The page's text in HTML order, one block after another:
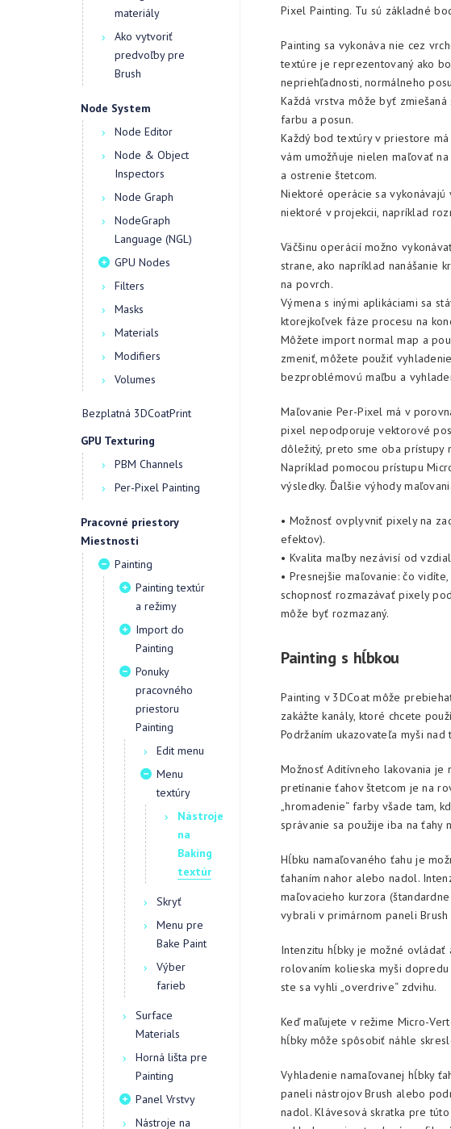
materiály
Ako vytvoriť
predvoľby pre
Brush
Node System
Node Editor
Node & Object
Inspectors
Node Graph
NodeGraph
Language (NGL)
GPU Nodes
Filters
Masks
Materials
Modifiers
Volumes
Bezplatná 3DCoatPrint
GPU Texturing
PBM Channels
Per-Pixel Painting
Pracovné priestory
Miestnosti
Painting
Painting textúr
a režimy
Import do
Painting
Ponuky
pracovného
priestoru
Painting
Edit menu
Menu
textúry
Nástroje
na
Baking
textúr
Skryť
Menu pre
Bake Paint
Výber
farieb
Surface
Materials
Horná lišta pre
Painting
Panel Vrstvy
Nástroje na
Pixel Painting. Tu sú základné
Painting sa vykonáva nie cez
textúre je reprezentovaný ako
nepriehľadnosti, normálneho
Každá vrstva môže byť
farbu a posun.
Každý bod textúry v priestore
vám umožňuje nielen maľovať
a ostrenie štetcom.
Niektoré operácie sa vykonávajú
niektoré v projekcii, napríklad
Väčšinu operácií možno
strane, ako napríklad nanášanie
na povrch.
Výmena s inými aplikáciami sa
ktorejkoľvek fáze procesu na
Môžete import normal map a
zmeniť, môžete použiť
bezproblémovú maľbu a
Maľovanie Per-Pixel má v
pixel nepodporuje vektorové
dôležitý, preto sme oba prístupy
Napríklad pomocou prístupu
výsledky. Ďalšie výhody
• Možnosť ovplyvniť pixely na
efektov).
• Kvalita maľby nezávisí od
• Presnejšie maľovanie: čo
schopnosť rozmazávať pixely
môže byť rozmazaný.
Painting s hĺbkou
Painting v 3DCoat môže
zakážte kanály, ktoré chcete
Podržaním ukazovateľa myši
Možnosť Aditívneho lakovania je
pretínanie ťahov štetcom je na
„hromadenie“ farby všade tam,
správanie sa použije iba na ťahy
Hĺbku namaľovaného ťahu je
ťahaním nahor alebo nadol.
maľovacieho kurzora
vybrali v primárnom paneli Brush
Intenzitu hĺbky je možné ovládať
rolovaním kolieska myši
ste sa vyhli „overdrive“ zdvihu.
Keď maľujete v režime Micro-
hĺbky môže spôsobiť náhle
Vyhladenie namaľovanej hĺbky
paneli nástrojov Brush alebo
nadol. Klávesová skratka pre túto